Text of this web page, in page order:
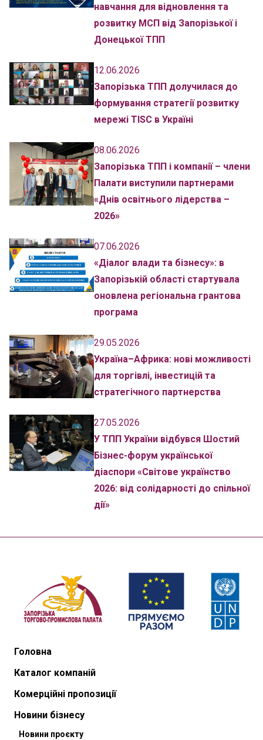
навчання для відновлення та
розвитку МСП від Запорізької і
Донецької ТПП
12.06.2026
Запорізька ТПП долучилася до
формування стратегії розвитку
мережі TISC в Україні
08.06.2026
Запорізька ТПП і компанії – члени
Палати виступили партнерами
«Днів освітнього лідерства –
2026»
07.06.2026
«Діалог влади та бізнесу»: в
Запорізькій області стартувала
оновлена регіональна грантова
програма
29.05.2026
Україна–Африка: нові можливості
для торгівлі, інвестицій та
стратегічного партнерства
27.05.2026
У ТПП України відбувся Шостий
Бізнес-форум української
діаспори «Світове українство
2026: від солідарності до спільної
дії»
Головна
Каталог компаній
Комерційні пропозиції
Новини бізнесу
Новини проєкту